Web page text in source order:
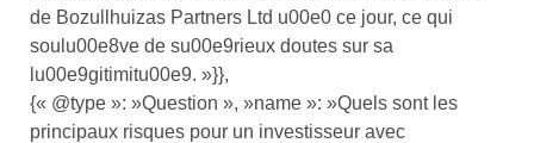
de Bozullhuizas Partners Ltd u00e0 ce jour, ce qui
soulu00e8ve de su00e9rieux doutes sur sa
lu00e9gitimitu00e9. »}},
{« @type »: »Question », »name »: »Quels sont les
principaux risques pour un investisseur avec